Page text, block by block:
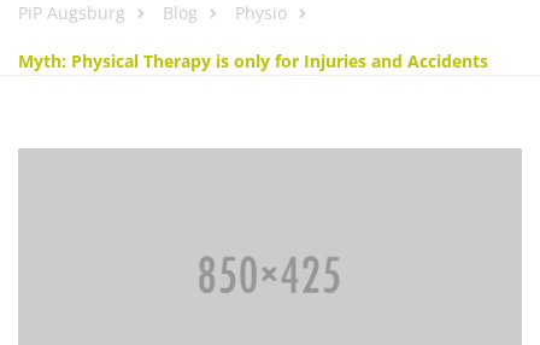
PiP Augsburg Blog Physio
Myth: Physical Therapy is only for Injuries and Accidents